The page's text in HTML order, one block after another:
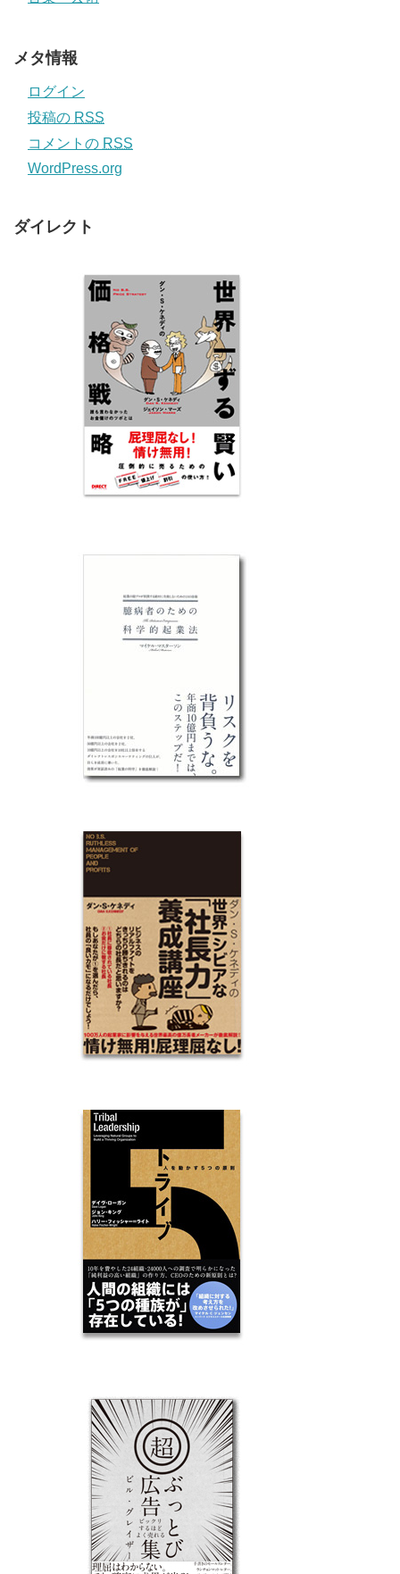
メタ情報
ログイン
投稿の RSS
コメントの RSS
WordPress.org
ダイレクト